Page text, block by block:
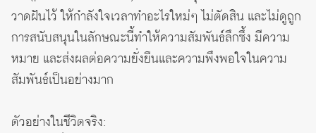
วาดฝันไว้ ให้กำลังใจเวลาทำอะไรใหม่ๆ ไม่ตัดสิน และไม่ดูถูก
การสนับสนุนในลักษณะนี้ทำให้ความสัมพันธ์ลึกซึ้ง มีความ
หมาย และส่งผลต่อความยั่งยืนและความพึงพอใจในความ
สัมพันธ์เป็นอย่างมาก
ตัวอย่างในชีวิตจริง: